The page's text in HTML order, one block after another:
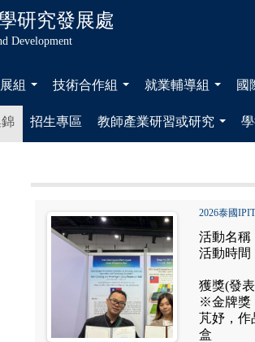
研究發展處
Development
組 技術合作組 就業輔導組 國
招生專區 教師產業研習或研究
2026泰國
活動名稱
活動時間
獲獎(發
※金牌獎
芃妤，作
盒